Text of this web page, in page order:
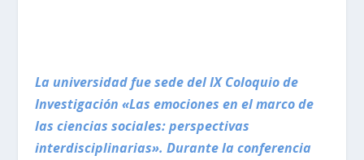
La universidad fue sede del IX Coloquio de
Investigación «Las emociones en el marco de
las ciencias sociales: perspectivas
interdisciplinarias». Durante la conferencia